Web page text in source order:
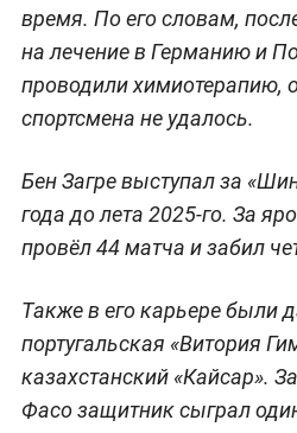
время. По его словам,
на лечение в Германию и
проводили химиотерапию,
спортсмена не удалось.
Бен Загре выступал за
года до лета 2025-го. За
провёл 44 матча и забил
Также в его карьере были
португальская «Витория
казахстанский «Кайсар».
Фасо защитник сыграл